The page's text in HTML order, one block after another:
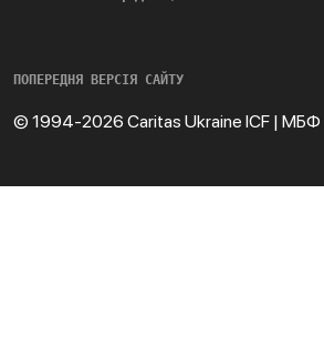
ПОПЕРЕДНЯ ВЕРСІЯ САЙТУ
© 1994-2026 Caritas Ukraine ICF | МБФ